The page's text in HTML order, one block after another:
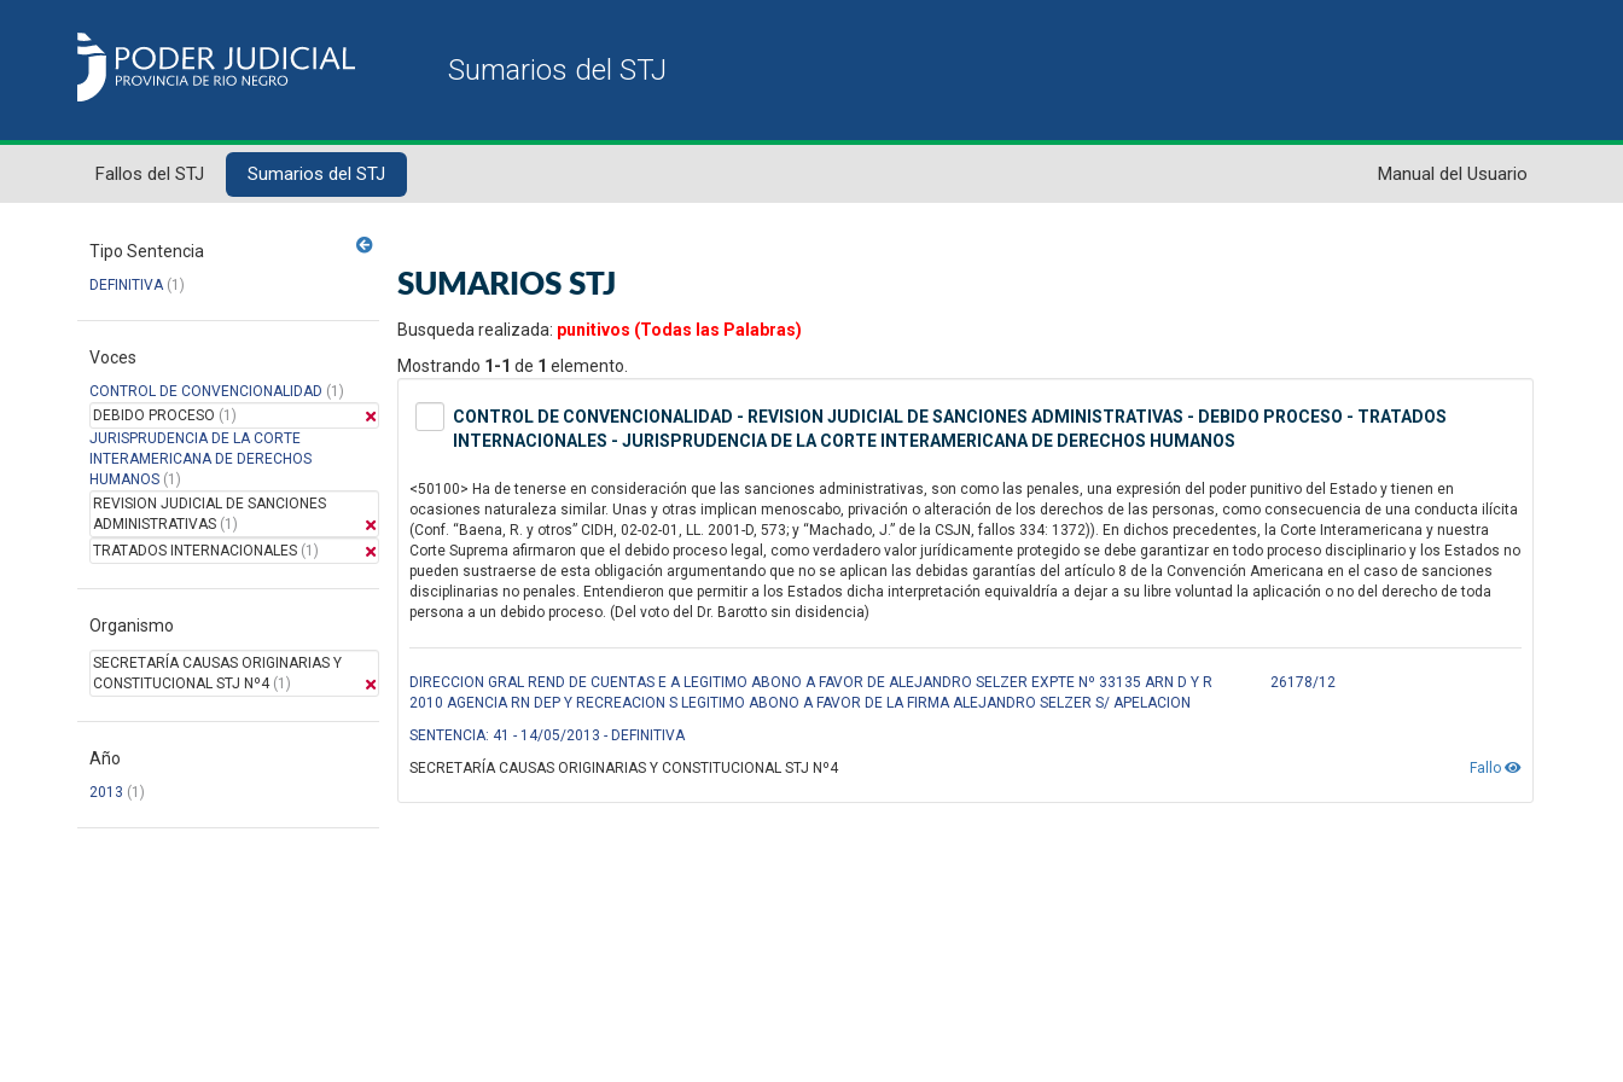
Fallos del STJ Sumarios del STJ Manual del Usuario
Tipo Sentencia
DEFINITIVA(1)
Voces
CONTROL DE CONVENCIONALIDAD (1)
DEBIDO PROCESO (1)
JURISPRUDENCIA DE LA CORTE
INTERAMERICANA DE DERECHOS
HUMANOS (1)
REVISION JUDICIAL DE SANCIONES
ADMINISTRATIVAS (1)
TRATADOS INTERNACIONALES (1)
Organismo
SECRETARÍA CAUSAS ORIGINARIAS Y
CONSTITUCIONAL STJ Nº4(1)
Año
2013 (1)
SUMARIOS STJ
Busqueda realizada: punitivos (Todas las Palabras)
Mostrando 1-1 de 1 elemento.
CONTROL DE CONVENCIONALIDAD - REVISION JUDICIAL DE SANCIONES ADMINISTRATIVAS - DEBIDO PROCESO - TRATADOS
INTERNACIONALES - JURISPRUDENCIA DE LA CORTE INTERAMERICANA DE DERECHOS HUMANOS
<50100> Ha de tenerse en consideración que las sanciones administrativas, son como las penales, una expresión del poder punitivo del Estado y tienen en
ocasiones naturaleza similar. Unas y otras implican menoscabo, privación o alteración de los derechos de las personas, como consecuencia de una conducta ilícita
(Conf. “Baena, R. y otros” CIDH, 02-02-01, LL. 2001-D, 573; y “Machado, J.” de la CSJN, fallos 334: 1372)). En dichos precedentes, la Corte Interamericana y nuestra
Corte Suprema afirmaron que el debido proceso legal, como verdadero valor jurídicamente protegido se debe garantizar en todo proceso disciplinario y los Estados no
pueden sustraerse de esta obligación argumentando que no se aplican las debidas garantías del artículo 8 de la Convención Americana en el caso de sanciones
disciplinarias no penales. Entendieron que permitir a los Estados dicha interpretación equivaldría a dejar a su libre voluntad la aplicación o no del derecho de toda
persona a un debido proceso. (Del voto del Dr. Barotto sin disidencia)
DIRECCION GRAL REND DE CUENTAS E A LEGITIMO ABONO A FAVOR DE ALEJANDRO SELZER EXPTE Nº 33135 ARN D Y R
2010 AGENCIA RN DEP Y RECREACION S LEGITIMO ABONO A FAVOR DE LA FIRMA ALEJANDRO SELZER S/ APELACION
26178/12
SENTENCIA: 41 - 14/05/2013 - DEFINITIVA
Fallo
SECRETARÍA CAUSAS ORIGINARIAS Y CONSTITUCIONAL STJ Nº4